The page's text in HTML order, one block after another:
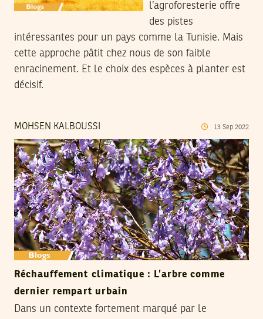
l’agroforesterie offre
des pistes
intéressantes pour un pays comme la Tunisie. Mais
cette approche pâtit chez nous de son faible
enracinement. Et le choix des espèces à planter est
décisif.
MOHSEN KALBOUSSI 13 Sep 2022
Réchauffement climatique : L’arbre comme
dernier rempart urbain
Dans un contexte fortement marqué par le